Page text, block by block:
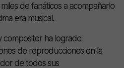
de fanáticos a acompañarlo
era musical.
compositor ha logrado
de reproducciones en la
de todos sus